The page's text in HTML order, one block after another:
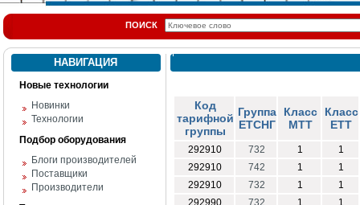
ПОИСК
НАВИГАЦИЯ
Новые технологии
Новинки
Технологии
Подбор оборудования
Блоги производителей
Поставщики
Производители
Код
тарифной
группы
Группа
ЕТСНГ
Класс
МТТ
Класс
ЕТТ
292910 732 1
1
292910
742 1
1
292910
732 1
1
292990
732 1 1